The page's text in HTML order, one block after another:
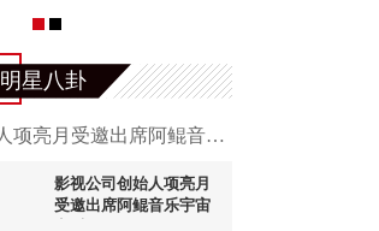
明星八卦
影视公司创始人项亮月受邀出席阿鲲音乐宇宙音乐
影视公司创始人项亮月
受邀出席阿鲲音乐宇宙